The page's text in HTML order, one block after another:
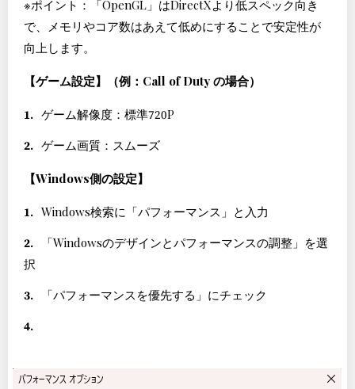
※ポイント：「OpenGL」はDirectXより低スペック向き
で、メモリやコア数はあえて低めにすることで安定性が
向上します。
【ゲーム設定】（例：Call of Duty の場合）
ゲーム解像度：標準720P
ゲーム画質：スムーズ
【Windows側の設定】
Windows検索に「パフォーマンス」と入力
「Windowsのデザインとパフォーマンスの調整」を選
択
「パフォーマンスを優先する」にチェック